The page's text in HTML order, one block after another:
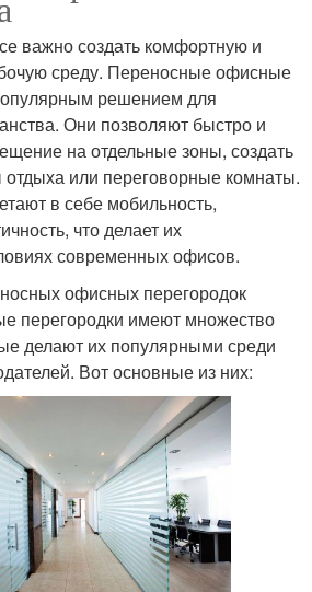
важно создать комфортную и
среду. Переносные офисные
решением для
Они позволяют быстро и
на отдельные зоны, создать
или переговорные комнаты.
в себе мобильность,
что делает их
современных офисов.
офисных перегородок
перегородки имеют множество
делают их популярными среди
Вот основные из них: